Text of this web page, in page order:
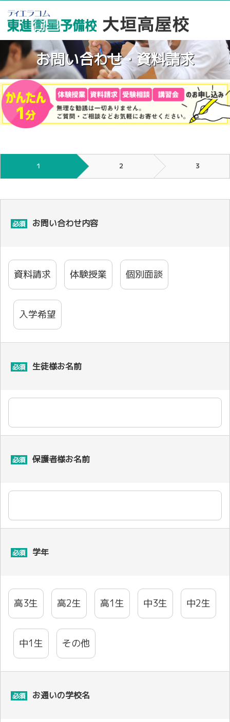
お問い合わせ・資料請求
１ ２ ３
必須 お問い合わせ内容
資料請求 体験授業 個別面談
入学希望
必須 生徒様お名前
必須 保護者様お名前
必須 学年
高3生 高2生 高1生 中3生 中2生
中1生 その他
必須 お通いの学校名